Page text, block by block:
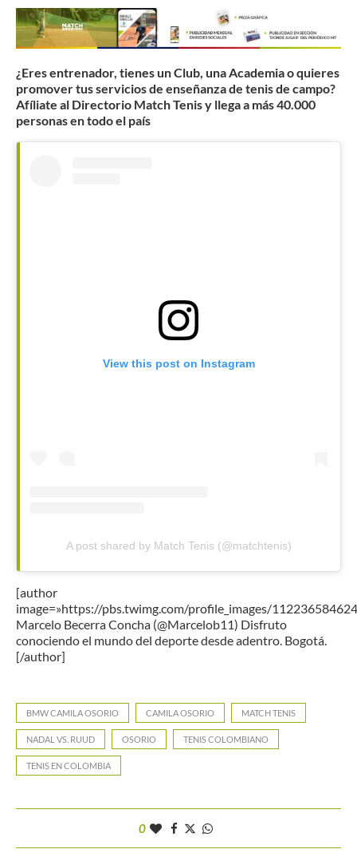
¿Eres entrenador, tienes un Club, una Academia o quieres
promover tus servicios de enseñanza de tenis de campo?
Afíliate al Directorio Match Tenis y llega a más 40.000
personas en todo el país
View this post on Instagram
A post shared by Match Tenis (@matchtenis)
[author
image=»https://pbs.twimg.com/profile_images/
Marcelo Becerra Concha (@Marcelob11) Disfruto
conociendo el mundo del deporte desde adentro. Bogotá.
[/author]
BMW CAMILA OSORIO CAMILA OSORIO MATCH TENIS
NADAL VS. RUUD OSORIO TENIS COLOMBIANO
TENIS EN COLOMBIA
0